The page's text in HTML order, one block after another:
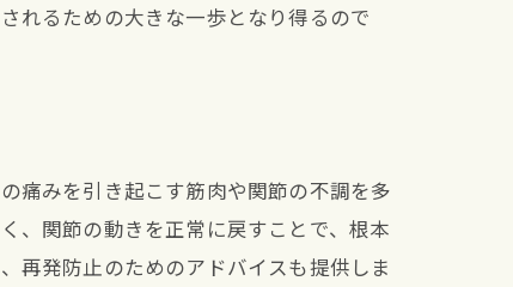
れるための大きな一歩となり得るので
痛みを引き起こす筋肉や関節の不調を多
、関節の動きを正常に戻すことで、根本
再発防止のためのアドバイスも提供しま